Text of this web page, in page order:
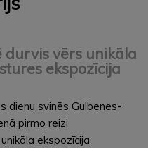
durvis vērs unikāla
ekspozīcija
dienu svinēs Gulbenes-
pirmo reizi
ekspozīcija